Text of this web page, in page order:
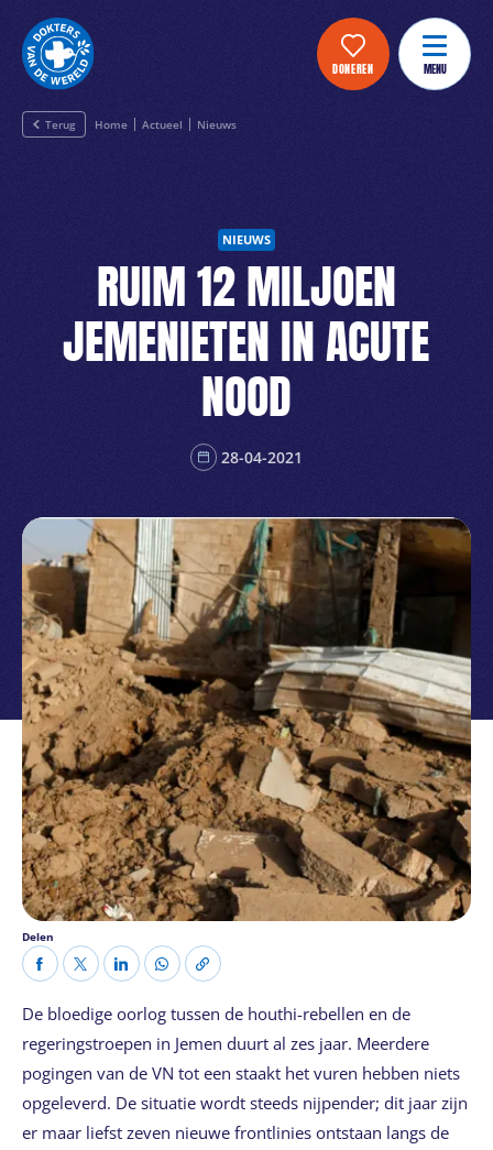
DONEREN MENU
Terug Home Actueel Nieuws
NIEUWS
RUIM 12 MILJOEN
JEMENIETEN IN ACUTE
NOOD
28-04-2021
Delen
De bloedige oorlog tussen de houthi-rebellen en de
regeringstroepen in Jemen duurt al zes jaar. Meerdere
pogingen van de VN tot een staakt het vuren hebben niets
opgeleverd. De situatie wordt steeds nijpender; dit jaar zijn
er maar liefst zeven nieuwe frontlinies ontstaan langs de